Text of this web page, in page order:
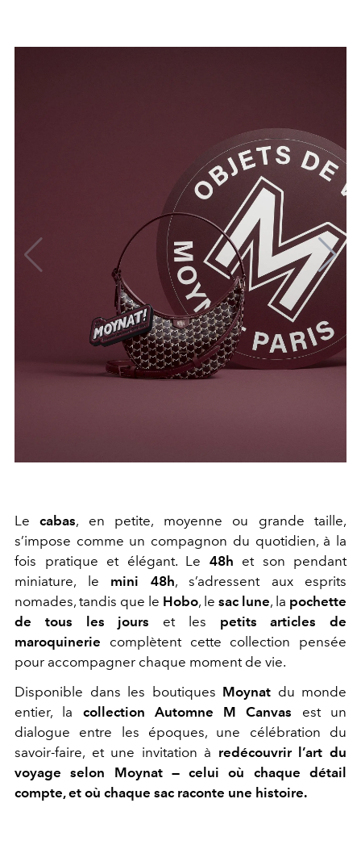
Lecabas, en petite, moyenne ou grande taille,
s’impose comme un compagnon du quotidien, à la
fois pratique et élégant. Le 48h et son pendant
miniature, le mini 48h, s’adressent aux esprits
nomades, tandis que le Hobo, le sac lune, la pochette
de tous les jours et les petits articles de
maroquinerie complètent cette collection pensée
pour accompagner chaque moment de vie.
Disponible dans les boutiques Moynat du monde
entier, la collection Automne M Canvas est un
dialogue entre les époques, une célébration du
savoir-faire, et une invitation à redécouvrir l’art du
voyage selon Moynat — celui où chaque détail
compte, et où chaque sac raconte une histoire.